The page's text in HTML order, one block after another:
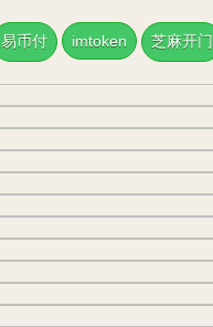
易币付 imtoken 芝麻开门